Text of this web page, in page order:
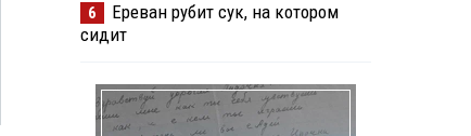
6
Ереван рубит сук, на котором
сидит